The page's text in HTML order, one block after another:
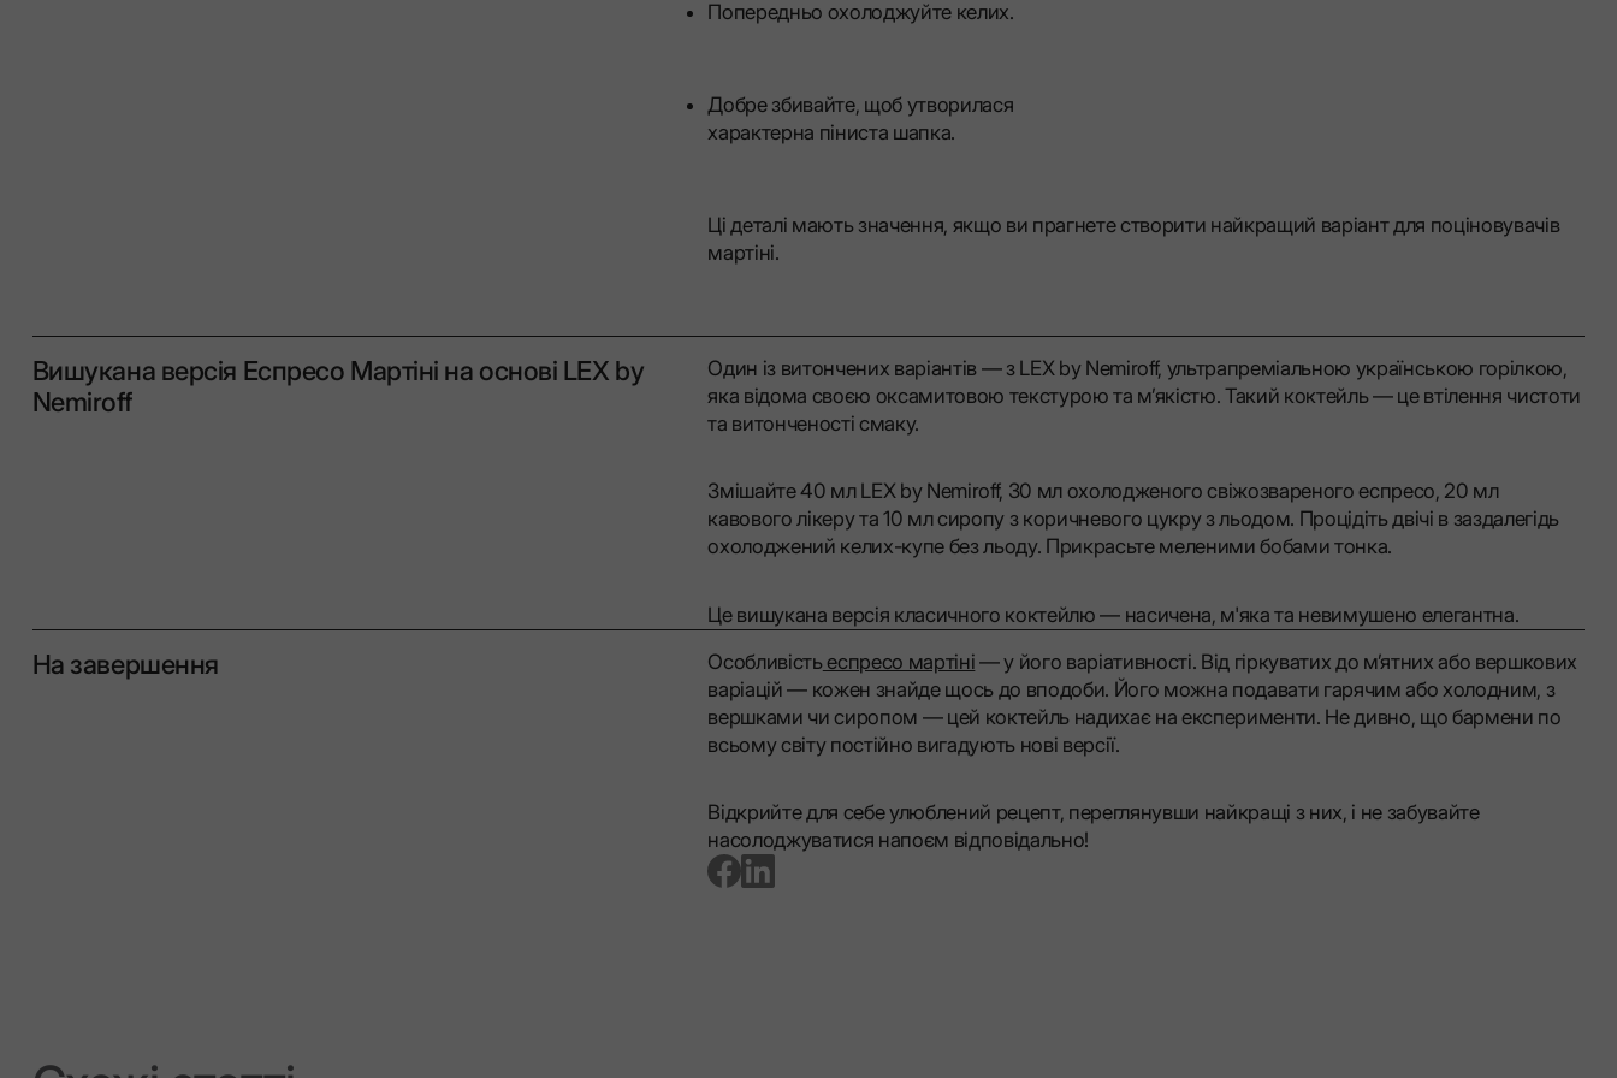
Попередньо охолоджуйте келих.
Добре збивайте, щоб утворилася
характерна піниста шапка.
Ці деталі мають значення, якщо ви прагнете створити найкращий варіант для поціновувачів
мартіні.
Вишукана версія Еспресо Мартіні на основі LEX by
Nemiroff
Один із витончених варіантів — з LEX by Nemiroff, ультрапреміальною українською горілкою,
яка відома своєю оксамитовою текстурою та м’якістю. Такий коктейль — це втілення чистоти
та витонченості смаку.
Змішайте 40 мл LEX by Nemiroff, 30 мл охолодженого свіжозвареного еспресо, 20 мл
кавового лікеру та 10 мл сиропу з коричневого цукру з льодом. Процідіть двічі в заздалегідь
охолоджений келих-купе без льоду. Прикрасьте меленими бобами тонка.
Це вишукана версія класичного коктейлю — насичена, м'яка та невимушено елегантна.
На завершення Особливість еспресо мартіні — у його варіативності. Від гіркуватих до м’ятних або вершкових
варіацій — кожен знайде щось до вподоби. Його можна подавати гарячим або холодним, з
вершками чи сиропом — цей коктейль надихає на експерименти. Не дивно, що бармени по
всьому світу постійно вигадують нові версії.
Відкрийте для себе улюблений рецепт, переглянувши найкращі з них, і не забувайте
насолоджуватися напоєм відповідально!
go to facebook page
go to linkedin page